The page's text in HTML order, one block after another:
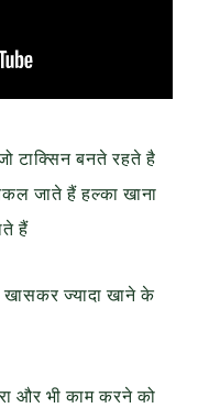
टाक्सिन बनते रहते है
जाते हैं हल्का खाना
हैं
खासकर ज्यादा खाने के
और भी काम करने को